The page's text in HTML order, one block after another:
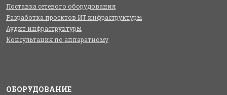
Поставка сетевого оборудования
Разработка проектов ИТ инфраструктуры
Аудит инфраструктуры
Консультация по аппаратному
ОБОРУДОВАНИЕ